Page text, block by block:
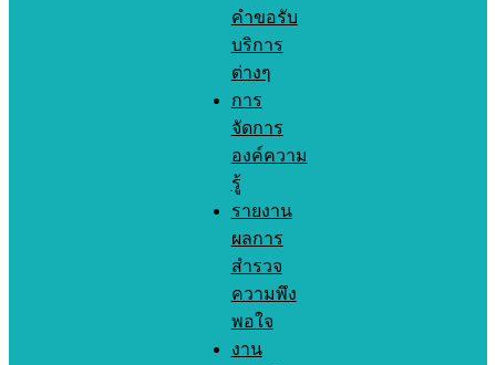
คำขอรับ
บริการ
ต่างๆ
การ
จัดการ
องค์ความ
รู้
รายงาน
ผลการ
สำรวจ
ความพึง
พอใจ
งาน